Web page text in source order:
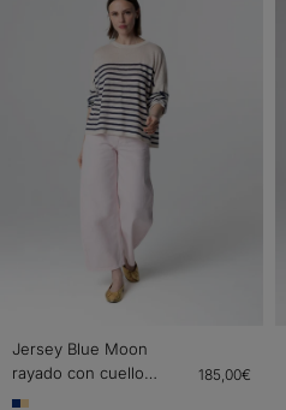
Jersey Blue Moon
rayado con cuello
redondo y manga larga
185,00€